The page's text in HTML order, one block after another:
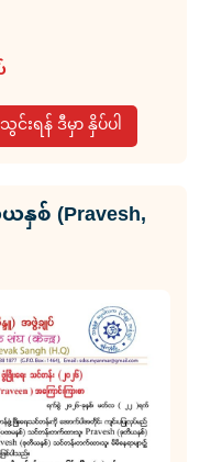
းရန် ဒီမှာ နှိပ်ပါ
စ် (Pravesh,